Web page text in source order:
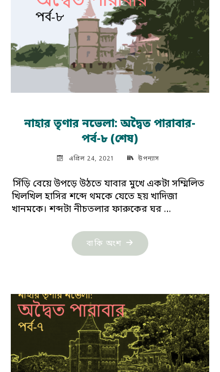
নাহার তৃণার নভেলা: অদ্বৈত পারাবার-
পর্ব-৮ (শেষ)
এপ্রিল 24, 2021 উপন্যাস
সিঁড়ি বেয়ে উপড়ে উঠতে যাবার মুখে একটা সম্মিলিত
খিলখিল হাসির শব্দে থমকে যেতে হয় খাদিজা
খানমকে। শব্দটা নীচতলার ফারুকের ঘর …
বাকি অংশ "নাহার
তৃণার
পারাবার-
পর্ব-৮
(শেষ)"